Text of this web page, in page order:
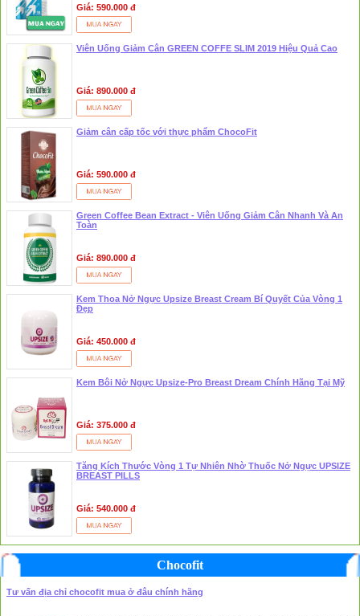
Giá: 590.000 đ
Viên Uống Giảm Cân GREEN COFFE SLIM 2019 Hiệu Quả Cao
Giá: 890.000 đ
Giảm cân cấp tốc với thực phẩm ChocoFit
Giá: 590.000 đ
Green Coffee Bean Extract - Viên Uống Giảm Cân Nhanh Và An
Toàn
Giá: 890.000 đ
Kem Thoa Nở Ngực Upsize Breast Cream Bí Quyết Của Vòng 1
Đẹp
Giá: 450.000 đ
Kem Bôi Nở Ngực Upsize-Pro Breast Dream Chính Hãng Tại Mỹ
Giá: 375.000 đ
Tăng Kích Thước Vòng 1 Tự Nhiên Nhờ Thuốc Nở Ngực UPSIZE
BREAST PILLS
Giá: 540.000 đ
Chocofit
Tư vấn địa chỉ chocofit mua ở đâu chính hãng
❆